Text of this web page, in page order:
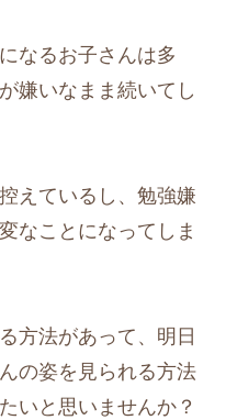
なるお子さんは多
嫌いなまま続いてし
えているし、勉強嫌
なことになってしま
方法があって、明日
の姿を見られる方法
いと思いませんか？